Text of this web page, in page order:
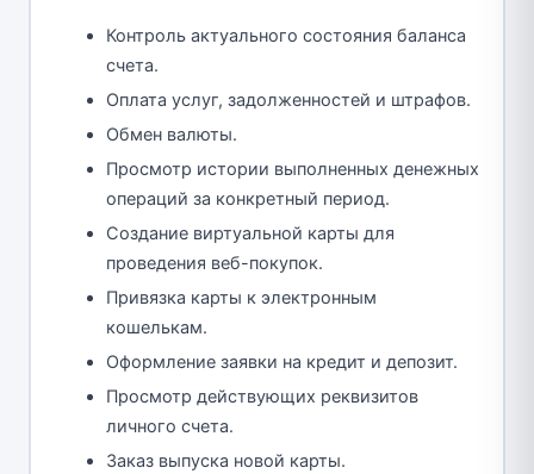
Контроль актуального состояния баланса
счета.
Оплата услуг, задолженностей и штрафов.
Обмен валюты.
Просмотр истории выполненных денежных
операций за конкретный период.
Создание виртуальной карты для
проведения веб-покупок.
Привязка карты к электронным
кошелькам.
Оформление заявки на кредит и депозит.
Просмотр действующих реквизитов
личного счета.
Заказ выпуска новой карты.